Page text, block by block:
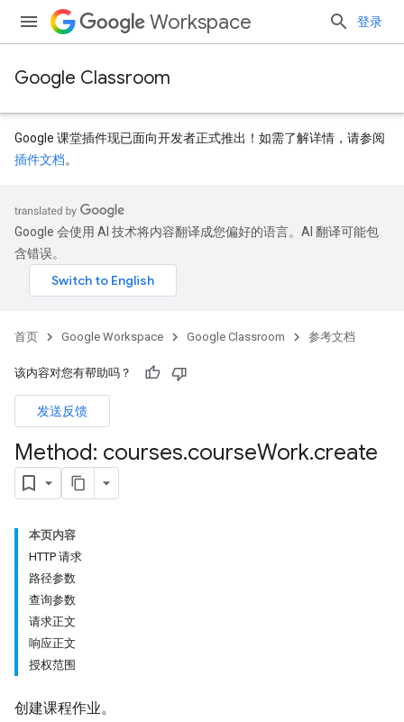
Workspace 登录
Google Classroom
Google 课堂插件现已面向开发者正式推出！如需了解详情，请参阅
插件文档。
Google 会使用 AI 技术将内容翻译成您偏好的语言。AI 翻译可能包
含错误。
首页 Google Workspace Google Classroom 参考文档
该内容对您有帮助吗？
发送反馈
Method: courses.courseWork.create
本页内容
HTTP 请求
路径参数
查询参数
请求正文
响应正文
授权范围
创建课程作业。